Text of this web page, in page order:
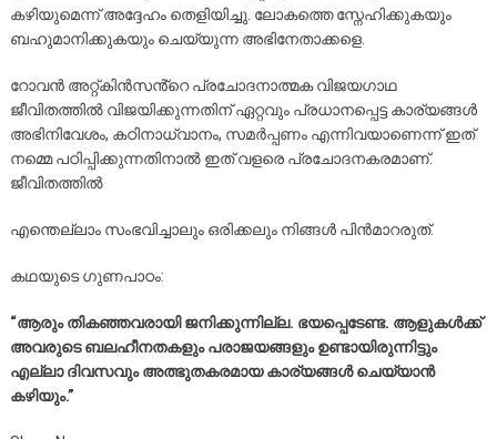
കഴിയുമെന്ന് അദ്ദേഹം തെളിയിച്ചു. ലോകത്തെ സ്നേഹിക്കുകയും
ബഹുമാനിക്കുകയും ചെയ്യുന്ന അഭിനേതാക്കളെ.
റോവൻ അറ്റ്കിൻസൻ്റെ പ്രചോദനാത്മക വിജയഗാഥ
ജീവിതത്തിൽ വിജയിക്കുന്നതിന് ഏറ്റവും പ്രധാനപ്പെട്ട കാര്യങ്ങൾ
അഭിനിവേശം, കഠിനാധ്വാനം, സമർപ്പണം എന്നിവയാണെന്ന് ഇത്
നമ്മെ പഠിപ്പിക്കുന്നതിനാൽ ഇത് വളരെ പ്രചോദനകരമാണ്.
ജീവിതത്തിൽ
എന്തെല്ലാം സംഭവിച്ചാലും ഒരിക്കലും നിങ്ങൾ പിൻമാറരുത്.
കഥയുടെ ഗുണപാഠം:
“ആരും തികഞ്ഞവരായി ജനിക്കുന്നില്ല. ഭയപ്പെടേണ്ട. ആളുകൾക്ക്
അവരുടെ ബലഹീനതകളും പരാജയങ്ങളും ഉണ്ടായിരുന്നിട്ടും
എല്ലാ ദിവസവും അത്ഭുതകരമായ കാര്യങ്ങൾ ചെയ്യാൻ
കഴിയും.”